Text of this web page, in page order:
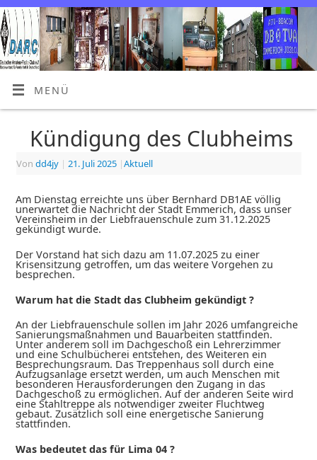
MENÜ
Kündigung des Clubheims
Von dd4jy | 21. Juli 2025 |Aktuell
Am Dienstag erreichte uns über Bernhard DB1AE völlig
unerwartet die Nachricht der Stadt Emmerich, dass unser
Vereinsheim in der Liebfrauenschule zum 31.12.2025
gekündigt wurde.
Der Vorstand hat sich dazu am 11.07.2025 zu einer
Krisensitzung getroffen, um das weitere Vorgehen zu
besprechen.
Warum hat die Stadt das Clubheim gekündigt ?
An der Liebfrauenschule sollen im Jahr 2026 umfangreiche
Sanierungsmaßnahmen und Bauarbeiten stattfinden.
Unter anderem soll im Dachgeschoß ein Lehrerzimmer
und eine Schulbücherei entstehen, des Weiteren ein
Besprechungsraum. Das Treppenhaus soll durch eine
Aufzugsanlage ersetzt werden, um auch Menschen mit
besonderen Herausforderungen den Zugang in das
Dachgeschoß zu ermöglichen. Auf der anderen Seite wird
eine Stahltreppe als notwendiger zweiter Fluchtweg
gebaut. Zusätzlich soll eine energetische Sanierung
stattfinden.
Was bedeutet das für Lima 04 ?